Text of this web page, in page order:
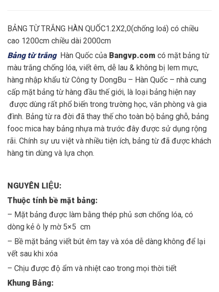
BẢNG TỪ TRẮNG HÀN QUỐC1.2X2,0(chống loá) có chiều
cao 1200cm chiều dài 2000cm
Bảng từ trắng Hàn Quốc của Bangvp.com có mặt bảng từ
màu trắng chống lóa, viết êm, dễ lau & không bị lem mực,
hàng nhập khẩu từ Công ty DongBu – Hàn Quốc – nhà cung
cấp mặt bảng từ hàng đầu thế giới, là loại bảng hiện nay
được dùng rất phổ biến trong trường học, văn phòng và gia
đình. Bảng từ ra đời đã thay thế cho toàn bộ bảng ghỗ, bảng
fooc mica hay bảng nhựa mà trước đây được sử dụng rộng
rãi. Chính sự ưu việt và nhiều tiện ích, bảng từ đã được khách
hàng tin dùng và lựa chọn.
NGUYÊN LIỆU:
Thuộc tính bề mặt bảng:
– Mặt bảng được làm bằng thép phủ sơn chống lóa, có
dòng kẻ ô ly mờ 5×5 cm
– Bề mặt bảng viết bút êm tay và xóa dễ dàng không để lại
vết sau khi xóa
– Chịu được độ ẩm và nhiệt cao trong mọi thời tiết
Khung Bảng: